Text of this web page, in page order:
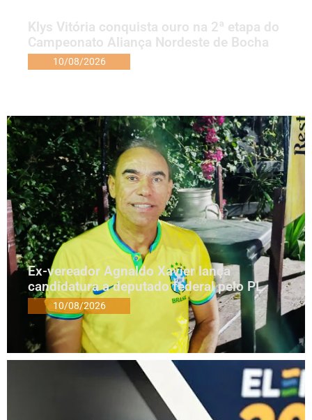
Klys Vitória conquista ouro na 2ª etapa do
Campeonato Aliança Nordeste de Bocha
10/08/2026
Ex-vereador Agnaldo Xavier lança
candidatura a deputado federal pelo PL
10/08/2026